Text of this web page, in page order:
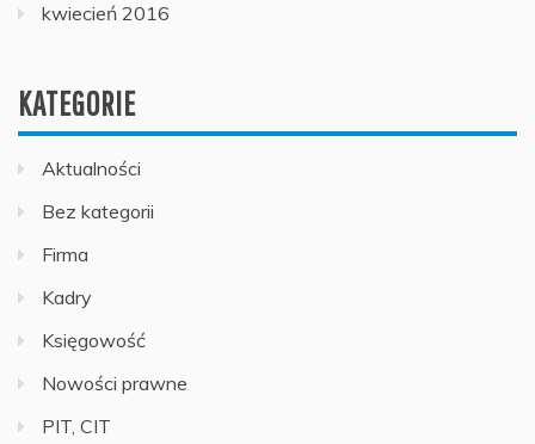
kwiecień 2016
KATEGORIE
Aktualności
Bez kategorii
Firma
Kadry
Księgowość
Nowości prawne
PIT, CIT